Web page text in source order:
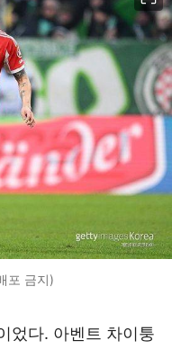
포 금지)
었다. 아벤트 차이퉁